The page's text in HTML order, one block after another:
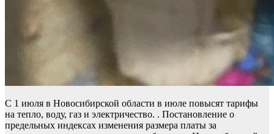
С 1 июля в Новосибирской области в июле повысят тарифы
на тепло, воду, газ и электричество. . Постановление о
предельных индексах изменения размера платы за